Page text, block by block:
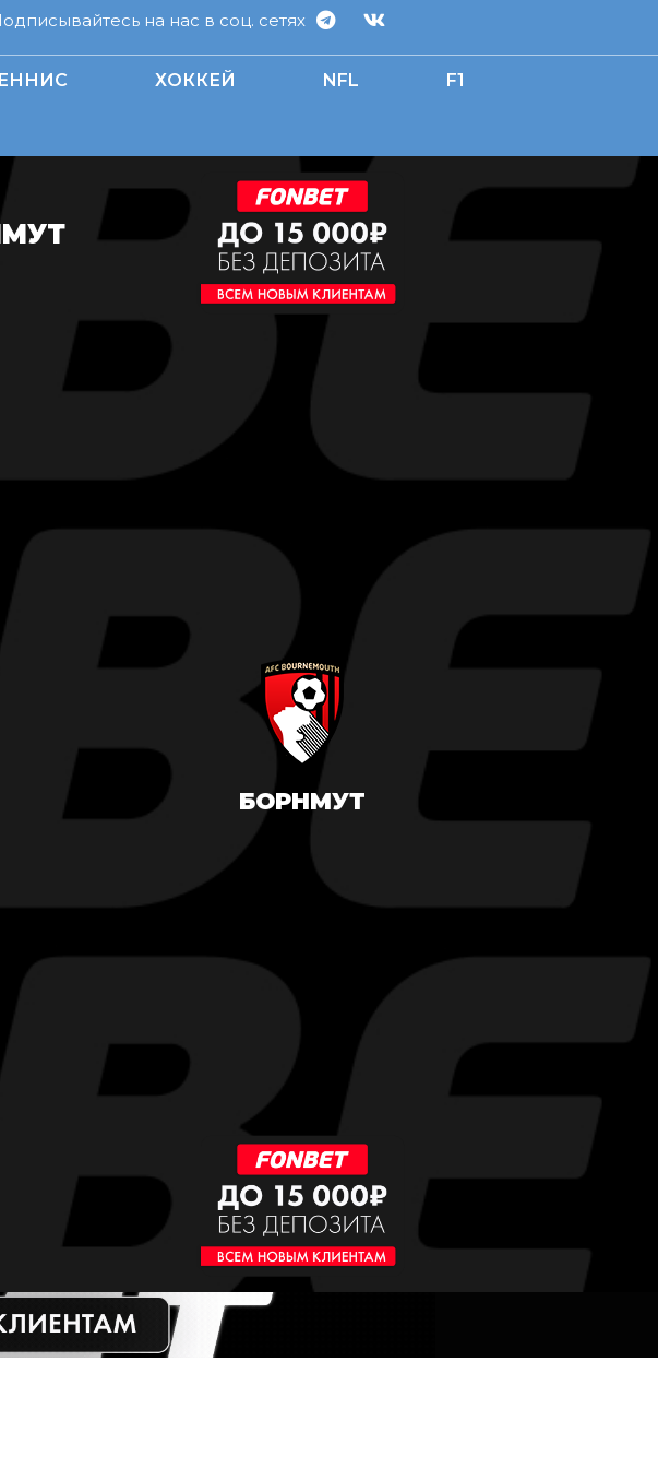
на нас в соц. сетях
ХОККЕЙ NFL F1
БОРНМУТ